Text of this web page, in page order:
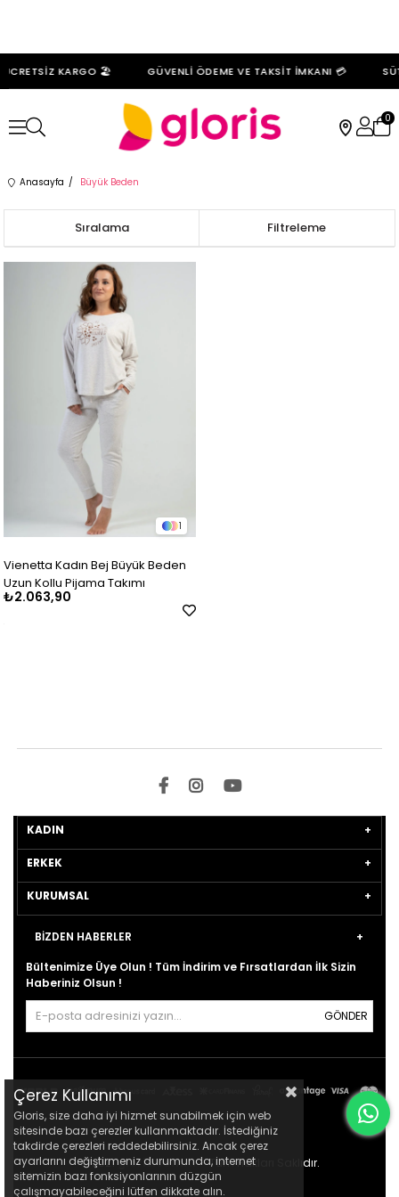
ÜCRETSİZ KARGO 🏖️ GÜVENLİ ÖDEME VE TAKSİT İMKANI 💳
0
Anasayfa Büyük Beden
Filtreleme
Sıralama
1
Vienetta Kadın Bej Büyük Beden
Uzun Kollu Pijama Takımı
₺2.063,90
KADIN
ERKEK
KURUMSAL
BİZDEN HABERLER
Bültenimize Üye Olun ! Tüm İndirim ve Fırsatlardan İlk Sizin
Haberiniz Olsun !
GÖNDER
© 2021gloris.com.tr- Tüm Hakları Saklıdır.
Çerez Kullanımı
Gloris, size daha iyi hizmet sunabilmek için web
sitesinde bazı çerezler kullanmaktadır. İstediğiniz
takdirde çerezleri reddedebilirsiniz. Ancak çerez
ayarlarını değiştirmeniz durumunda, internet
sitemizin bazı fonksiyonlarının düzgün
çalışmayabileceğini lütfen dikkate alın.